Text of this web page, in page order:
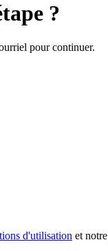
?
pour continuer.
d'utilisation et notre